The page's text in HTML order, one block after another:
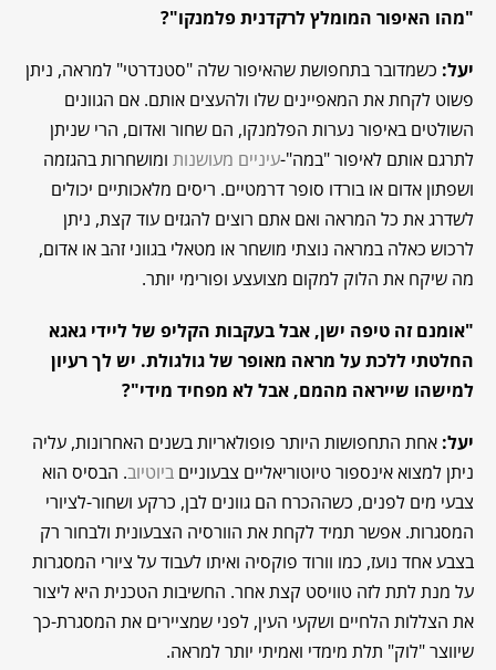
"מהו האיפור המומלץ לרקדנית פלמנקו"?
יעל: כשמדובר בתחפושת שהאיפור שלה "סטנדרטי" למראה, ניתן
פשוט לקחת את המאפיינים שלו ולהעצים אותם. אם הגוונים
השולטים באיפור נערות הפלמנקו, הם שחור ואדום, הרי שניתן
לתרגם אותם לאיפור "במה"-עיניים מעושנות ומושחרות בהגזמה
ושפתון אדום או בורדו סופר דרמטיים. ריסים מלאכותיים יכולים
לשדרג את כל המראה ואם אתם רוצים להגזים עוד קצת, ניתן
לרכוש כאלה במראה נוצתי מושחר או מטאלי בגווני זהב או אדום,
מה שיקח את הלוק למקום מצועצע ופורימי יותר.
"אומנם זה טיפה ישן, אבל בעקבות הקליפ של ליידי גאגא
החלטתי ללכת על מראה מאופר של גולגולת. יש לך רעיון
למישהו שייראה מהמם, אבל לא מפחיד מידי"?
יעל: אחת התחפושות היותר פופולאריות בשנים האחרונות, עליה
ניתן למצוא אינספור טיוטוריאליים צבעוניים ביוטיוב. הבסיס הוא
צבעי מים לפנים, כשההכרח הם גוונים לבן, כרקע ושחור-לציורי
המסגרות. אפשר תמיד לקחת את הוורסיה הצבעונית ולבחור רק
בצבע אחד נועז, כמו וורוד פוקסיה ואיתו לעבוד על ציורי המסגרות
על מנת לתת לזה טוויסט קצת אחר. החשיבות הטכנית היא ליצור
את הצללות הלחיים ושקעי העין, לפני שמציירים את המסגרת-כך
שיווצר "לוק" תלת מימדי ואמיתי יותר למראה.